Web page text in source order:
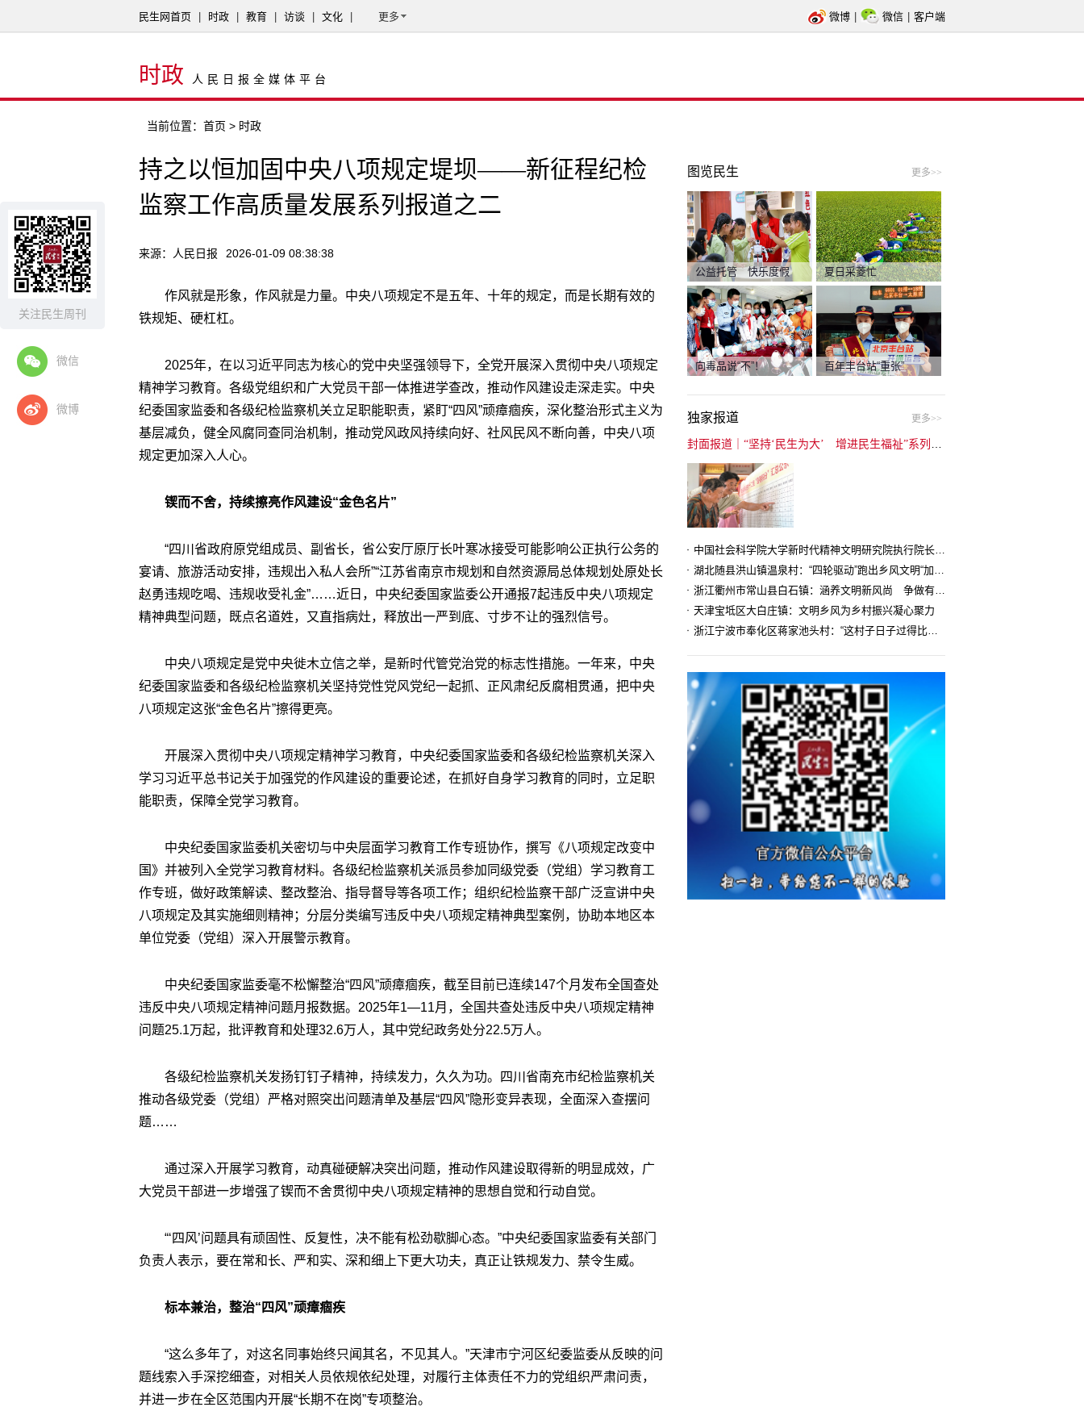
关注民生周刊
微信
微博
民生网首页 时政 教育 访谈 文化 更多 微博 微信 客户端
时政 人民日报全媒体平台
当前位置： 首页 > 时政
持之以恒加固中央八项规定堤坝——新征程纪检
监察工作高质量发展系列报道之二
来源：人民日报 2026-01-09 08:38:38
作风就是形象，作风就是力量。中央八项规定不是五年、十年的规定，而是长期有效的
铁规矩、硬杠杠。
2025年，在以习近平同志为核心的党中央坚强领导下，全党开展深入贯彻中央八项规定
精神学习教育。各级党组织和广大党员干部一体推进学查改，推动作风建设走深走实。中央
纪委国家监委和各级纪检监察机关立足职能职责，紧盯“四风”顽瘴痼疾，深化整治形式主义为
基层减负，健全风腐同查同治机制，推动党风政风持续向好、社风民风不断向善，中央八项
规定更加深入人心。
锲而不舍，持续擦亮作风建设“金色名片”
“四川省政府原党组成员、副省长，省公安厅原厅长叶寒冰接受可能影响公正执行公务的
宴请、旅游活动安排，违规出入私人会所”“江苏省南京市规划和自然资源局总体规划处原处长
赵勇违规吃喝、违规收受礼金”……近日，中央纪委国家监委公开通报7起违反中央八项规定
精神典型问题，既点名道姓，又直指病灶，释放出一严到底、寸步不让的强烈信号。
中央八项规定是党中央徙木立信之举，是新时代管党治党的标志性措施。一年来，中央
纪委国家监委和各级纪检监察机关坚持党性党风党纪一起抓、正风肃纪反腐相贯通，把中央
八项规定这张“金色名片”擦得更亮。
开展深入贯彻中央八项规定精神学习教育，中央纪委国家监委和各级纪检监察机关深入
学习习近平总书记关于加强党的作风建设的重要论述，在抓好自身学习教育的同时，立足职
能职责，保障全党学习教育。
中央纪委国家监委机关密切与中央层面学习教育工作专班协作，撰写《八项规定改变中
国》并被列入全党学习教育材料。各级纪检监察机关派员参加同级党委（党组）学习教育工
作专班，做好政策解读、整改整治、指导督导等各项工作；组织纪检监察干部广泛宣讲中央
八项规定及其实施细则精神；分层分类编写违反中央八项规定精神典型案例，协助本地区本
单位党委（党组）深入开展警示教育。
中央纪委国家监委毫不松懈整治“四风”顽瘴痼疾，截至目前已连续147个月发布全国查处
违反中央八项规定精神问题月报数据。2025年1—11月，全国共查处违反中央八项规定精神
问题25.1万起，批评教育和处理32.6万人，其中党纪政务处分22.5万人。
各级纪检监察机关发扬钉钉子精神，持续发力，久久为功。四川省南充市纪检监察机关
推动各级党委（党组）严格对照突出问题清单及基层“四风”隐形变异表现，全面深入查摆问
题……
通过深入开展学习教育，动真碰硬解决突出问题，推动作风建设取得新的明显成效，广
大党员干部进一步增强了锲而不舍贯彻中央八项规定精神的思想自觉和行动自觉。
“‘四风’问题具有顽固性、反复性，决不能有松劲歇脚心态。”中央纪委国家监委有关部门
负责人表示，要在常和长、严和实、深和细上下更大功夫，真正让铁规发力、禁令生威。
标本兼治，整治“四风”顽瘴痼疾
“这么多年了，对这名同事始终只闻其名，不见其人。”天津市宁河区纪委监委从反映的问
题线索入手深挖细查，对相关人员依规依纪处理，对履行主体责任不力的党组织严肃问责，
并进一步在全区范围内开展“长期不在岗”专项整治。
图览民生 更多>>
公益托管 快乐度假 夏日采菱忙
向毒品说“不”！ 百年丰台站“重张”
独家报道 更多>>
中国社会科学院大学新时代精神文明研究院执行院长王维国：文明村镇创建为乡村注入持久发展动力
湖北随县洪山镇温泉村：“四轮驱动”跑出乡风文明“加速度”
浙江衢州市常山县白石镇：涵养文明新风尚 争做有礼白石人
天津宝坻区大白庄镇：文明乡风为乡村振兴凝心聚力
浙江宁波市奉化区蒋家池头村：“这村子日子过得比城里还舒心”